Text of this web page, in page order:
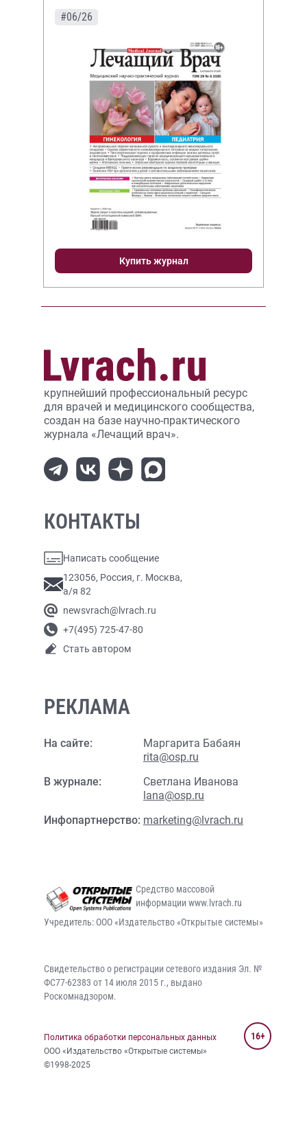
#06/26
Купить журнал
крупнейший профессиональный ресурс
для врачей и медицинского сообщества,
создан на базе научно-практического
журнала «Лечащий врач».
КОНТАКТЫ
Написать сообщение
123056, Россия, г. Москва,
а/я 82
newsvrach@lvrach.ru
+7(495) 725-47-80
Стать автором
РЕКЛАМА
На сайте:
Маргарита Бабаян
rita@osp.ru
В журнале:
Светлана Иванова
lana@osp.ru
Инфопартнерство: marketing@lvrach.ru
Средство массовой
информации www.lvrach.ru
Учредитель: ООО «Издательство «Открытые системы»
Свидетельство о регистрации сетевого издания Эл. №
ФС77-62383 от 14 июля 2015 г., выдано
Роскомнадзором.
Политика обработки персональных данных
ООО «Издательство «Открытые системы»
©1998-2025
16+